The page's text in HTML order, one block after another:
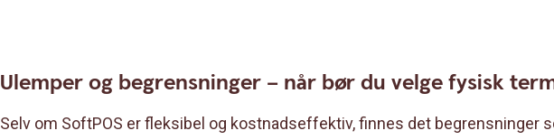
Ulemper og begrensninger – når bør du velge fysisk
Selv om SoftPOS er fleksibel og kostnadseffektiv, finnes det begrensninger